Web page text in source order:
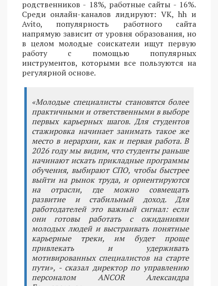
родственников - 18%, работные сайты - 16%.
Среди онлайн-каналов лидируют: VK, hh и
Avito, популярность работного сайта
напрямую зависит от уровня образования, но
в целом молодые соискатели ищут первую
работу с помощью популярных
инструментов, которыми все пользуются на
регулярной основе.
«Молодые специалисты становятся более
практичными и ответственными в выборе
первых карьерных шагов. Для студентов
стажировка начинает занимать такое же
место в иерархии, как и первая работа. В
2026 году мы видим, что студенты раньше
начинают искать прикладные программы
обучения, выбирают СПО, чтобы быстрее
выйти на рынок труда, и ориентируются
на отрасли, где можно совмещать
развитие и стабильный доход. Для
работодателей это важный сигнал: если
они готовы работать с ожиданиями
молодых людей и выстраивать понятные
карьерные треки, им будет проще
привлекать и удерживать
мотивированных специалистов на старте
пути», - сказал директор по управлению
персоналом ANCOR Александра